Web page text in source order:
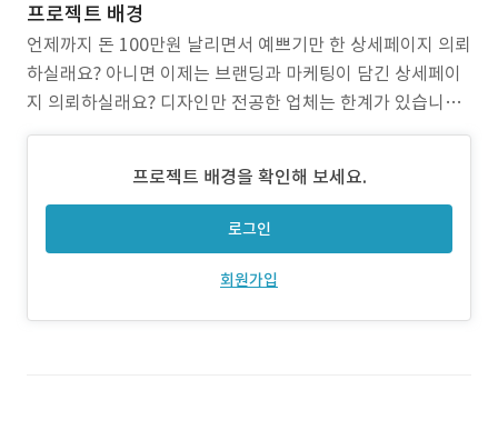
프로젝트 배경
언제까지 돈 100만원 날리면서 예쁘기만 한 상세페이지 의뢰
하실래요? 아니면 이제는 브랜딩과 마케팅이 담긴 상세페이
지 의뢰하실래요? 디자인만 전공한 업체는 한계가 있습니다.
퍼스널브랜딩과와 팔리는 마케팅, 소비자의 심리를 분석하고
델 촬영비, 시간 낭비와 돈 낭비 - 한정적인 제품촬영컷 - 비
싼 돈 주고 맡긴 상세페이지, 그런
프로젝트 배경을 확인해 보세요.
로그인
회원가입